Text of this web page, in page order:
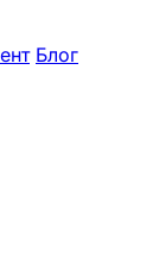
Блог